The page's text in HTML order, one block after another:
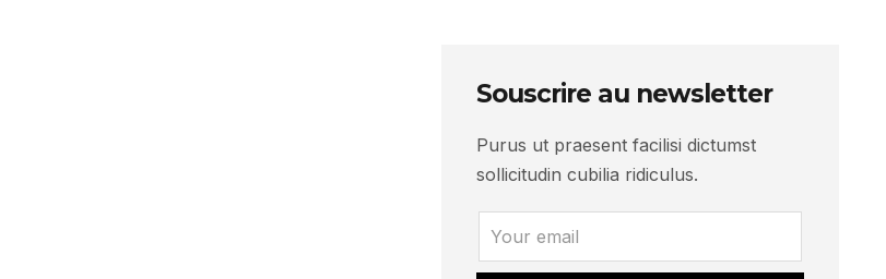
Souscrire au newsletter
Purus ut praesent facilisi dictumst
sollicitudin cubilia ridiculus.